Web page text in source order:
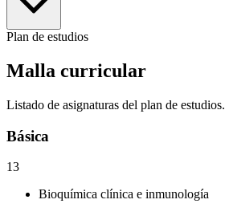
Plan de estudios
Malla curricular
Listado de asignaturas del plan de estudios.
Básica
13
Bioquímica clínica e inmunología